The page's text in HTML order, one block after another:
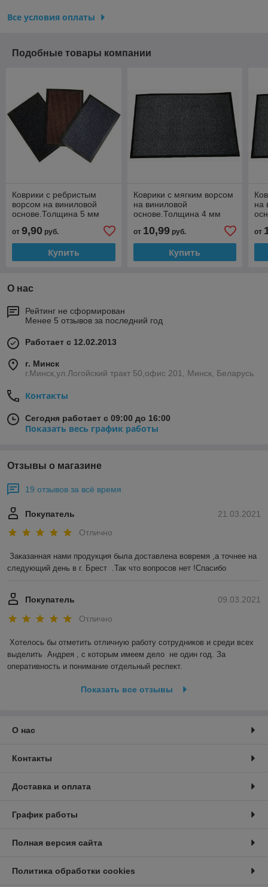
Все условия оплаты
Подобные товары компании
Коврики с ребристым
ворсом на виниловой
основе.Толщина 5 мм
100*200 см )
от 9,90 руб.
Купить
Коврики с мягким ворсом
на виниловой
основе.Толщина 4 мм
120*240 см )
от 10,99руб.
Купить
на
от
О нас
Рейтинг не сформирован
Менее 5 отзывов за последний год
Работает с 12.02.2013
г. Минск
г.Минск,ул.Логойский тракт 50,офис 201, Минск, Беларусь
Контакты
Сегодня работает с 09:00 до 16:00
Показать весь график работы
Отзывы о магазине
19 отзывов за всё время
21.03.2021
Покупатель
Отлично
Заказанная нами продукция была доставлена вовремя ,а точнее на
следующий день в г. Брест  .Так что вопросов нет !Спасибо
09.03.2021
Покупатель
Отлично
Хотелось бы отметить отличную работу сотрудников и среди всех
выделить  Андрея , с которым имеем дело  не один год. За
оперативность и понимание отдельный респект.
Показать все отзывы
О нас
Контакты
Доставка и оплата
График работы
Полная версия сайта
Политика обработки cookies